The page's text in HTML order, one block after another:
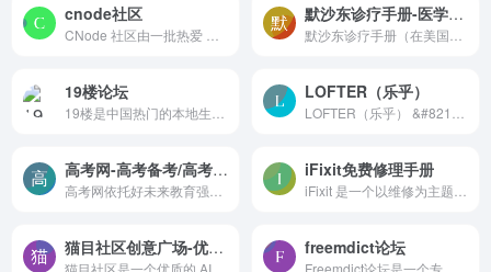
cnode社区 默沙东诊疗手册-医学知识百科全书
19楼论坛 LOFTER（乐乎）
高考网-高考备考/高考资讯/高考报考 iFixit免费修理手册
猫目社区创意广场-优质的 AIGC 应用平台 freemdict论坛